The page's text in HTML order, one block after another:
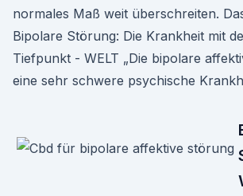
normales Maß weit überschreiten.
Bipolare Störung: Die Krankheit mit
Tiefpunkt - WELT „Die bipolare
eine sehr schwere psychische